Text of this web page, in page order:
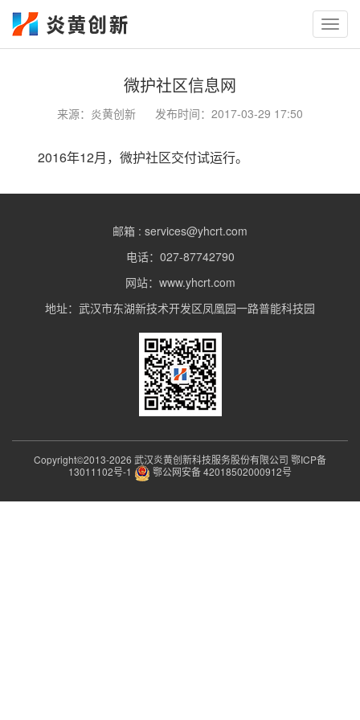
微护社区信息网
来源： 炎黄创新 发布时间： 2017-03-29 17:50
2016年12月，微护社区交付试运行。
邮箱 : services@yhcrt.com
电话：027-87742790
网站：www.yhcrt.com
地址：武汉市东湖新技术开发区凤凰园一路普能科技园
Copyright©2013-2026 武汉炎黄创新科技服务股份有限公司 鄂ICP备
13011102号-1
鄂公网安备 42018502000912号